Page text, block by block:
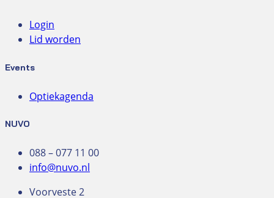
Login
Lid worden
Events
Optiekagenda
NUVO
088 – 077 11 00
info@nuvo.nl
Voorveste 2